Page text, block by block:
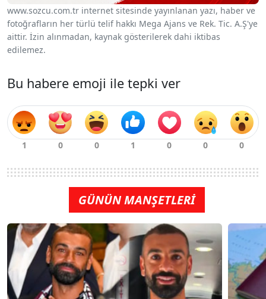
www.sozcu.com.tr internet sitesinde yayınlanan yazı, haber ve
fotoğrafların her türlü telif hakkı Mega Ajans ve Rek. Tic. A.Ş'ye
aittir. İzin alınmadan, kaynak gösterilerek dahi iktibas
edilemez.
Bu habere emoji ile tepki ver
GÜNÜN MANŞETLERİ